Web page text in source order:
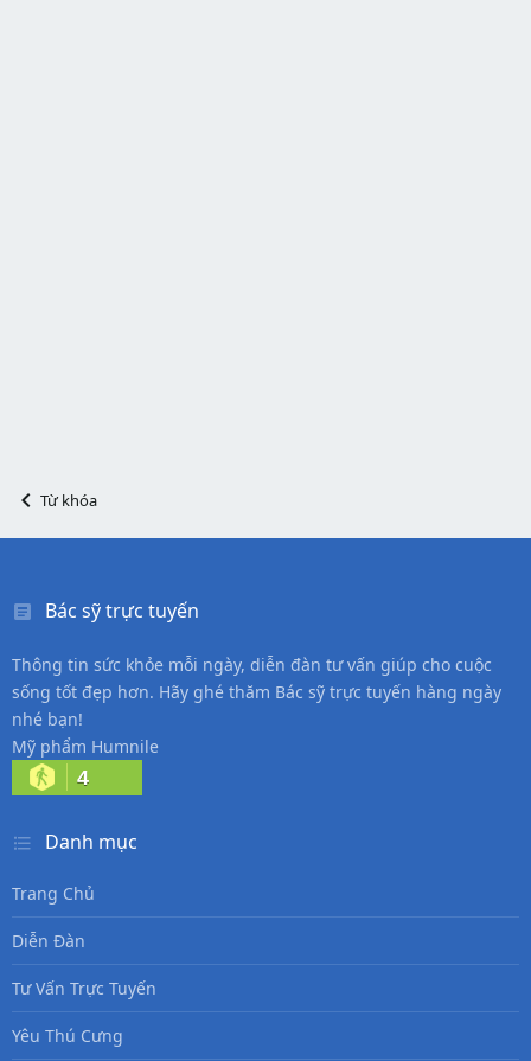
Từ khóa
Bác sỹ trực tuyến
Thông tin sức khỏe mỗi ngày, diễn đàn tư vấn giúp cho cuộc
sống tốt đẹp hơn. Hãy ghé thăm Bác sỹ trực tuyến hàng ngày
nhé bạn!
Mỹ phẩm Humnile
4
Danh mục
Trang Chủ
Diễn Đàn
Tư Vấn Trực Tuyến
Yêu Thú Cưng